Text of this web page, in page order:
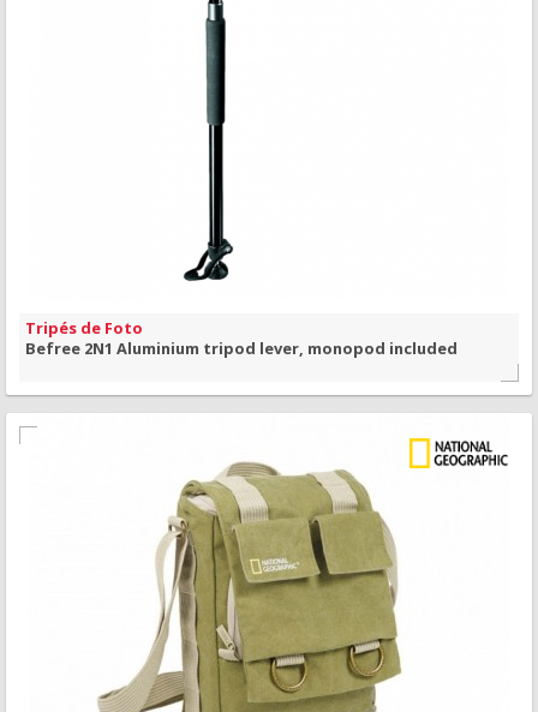
Tripés de Foto
Befree 2N1 Aluminium tripod lever, monopod included
MAIS INFORMAÇÃO
MAIS INFORMAÇÃO